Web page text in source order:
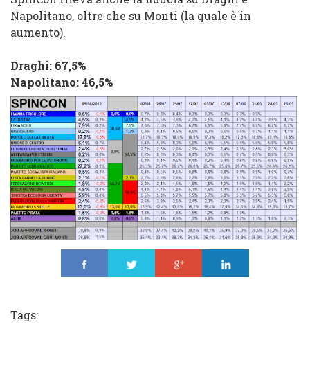
Napolitano, oltre che su Monti (la quale è in
aumento).
Draghi: 67,5%
Napolitano: 46,5%
Tags: